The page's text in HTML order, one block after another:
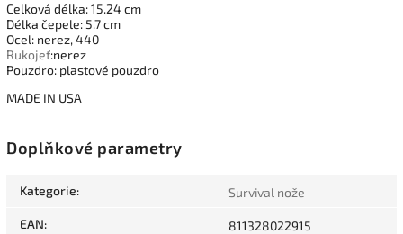
Celková délka: 15.24 cm
Délka čepele: 5.7 cm
Ocel: nerez, 440
Rukojeť:nerez
Pouzdro: plastové pouzdro
MADE IN USA
Doplňkové parametry
Kategorie: Survival nože
EAN: 811328022915